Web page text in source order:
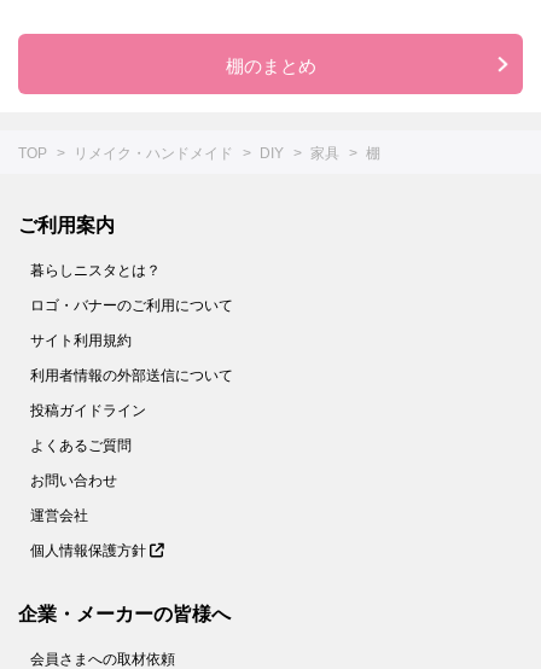
棚のまとめ
TOP リメイク・ハンドメイド DIY 家具 棚
ご利用案内
暮らしニスタとは？
ロゴ・バナーのご利用について
サイト利用規約
利用者情報の外部送信について
投稿ガイドライン
よくあるご質問
お問い合わせ
運営会社
個人情報保護方針
企業・メーカーの皆様へ
会員さまへの取材依頼